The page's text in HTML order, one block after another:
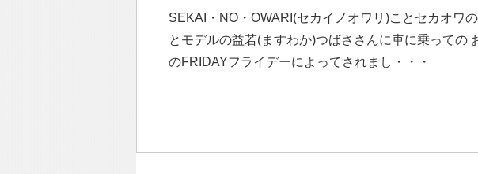
SEKAI・NO・OWARI(セカイノオワリ)ことセカオワ
とモデルの益若(ますわか)つばささんに車に乗っての
のFRIDAYフライデーによってされまし・・・